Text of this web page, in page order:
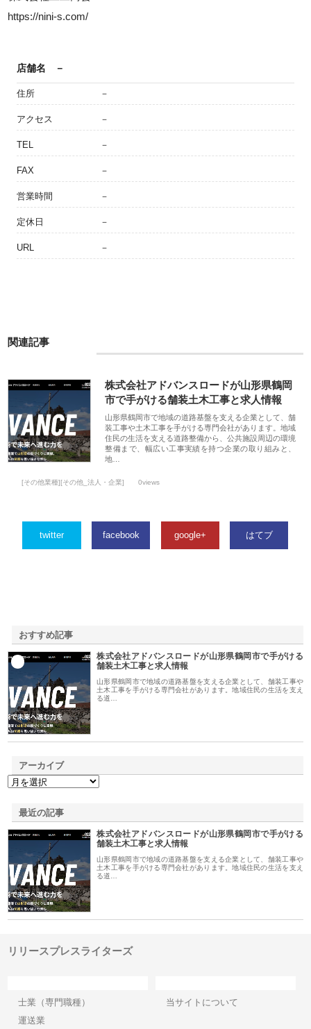
https://nini-s.com/
店舗名 －
住所 －
アクセス －
TEL －
FAX －
営業時間 －
定休日 －
URL －
関連記事
株式会社アドバンスロードが山形県鶴岡
市で手がける舗装土木工事と求人情報
山形県鶴岡市で地域の道路基盤を支える企業として、舗
装工事や土木工事を手がける専門会社があります。地域
住民の生活を支える道路整備から、公共施設周辺の環境
整備まで、幅広い工事実績を持つ企業の取り組みと、
地…
[その他業種][その他_法人・企業] 0views
twitter facebook google+ はてブ
おすすめ記事
株式会社アドバンスロードが山形県鶴岡市で手がける
舗装土木工事と求人情報
山形県鶴岡市で地域の道路基盤を支える企業として、舗装工事や
土木工事を手がける専門会社があります。地域住民の生活を支え
る道…
アーカイブ
最近の記事
株式会社アドバンスロードが山形県鶴岡市で手がける
舗装土木工事と求人情報
山形県鶴岡市で地域の道路基盤を支える企業として、舗装工事や
土木工事を手がける専門会社があります。地域住民の生活を支え
る道…
リリースプレスライターズ
士業（専門職種）
運送業
当サイトについて